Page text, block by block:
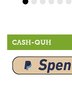
CASH-QUH